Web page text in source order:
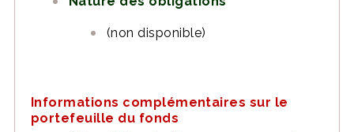
(non disponible)
Informations complémentaires sur le
portefeuille du fonds